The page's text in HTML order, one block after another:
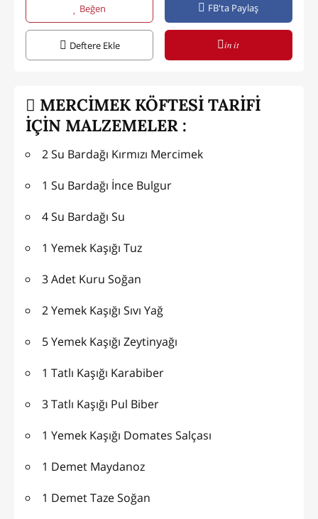
Beğen FB'ta Paylaş
Deftere Ekle in it
MERCİMEK KÖFTESİ TARİFİ
İÇİN MALZEMELER :
2 Su Bardağı Kırmızı Mercimek
1 Su Bardağı İnce Bulgur
4 Su Bardağı Su
1 Yemek Kaşığı Tuz
3 Adet Kuru Soğan
2 Yemek Kaşığı Sıvı Yağ
5 Yemek Kaşığı Zeytinyağı
1 Tatlı Kaşığı Karabiber
3 Tatlı Kaşığı Pul Biber
1 Yemek Kaşığı Domates Salçası
1 Demet Maydanoz
1 Demet Taze Soğan